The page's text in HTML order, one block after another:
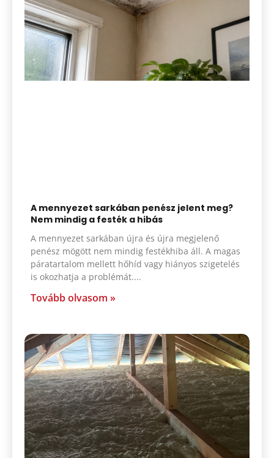
A mennyezet sarkában penész jelent meg?
Nem mindig a festék a hibás
A mennyezet sarkában újra és újra megjelenő
penész mögött nem mindig festékhiba áll. A magas
páratartalom mellett hőhíd vagy hiányos szigetelés
is okozhatja a problémát.
Tovább olvasom »